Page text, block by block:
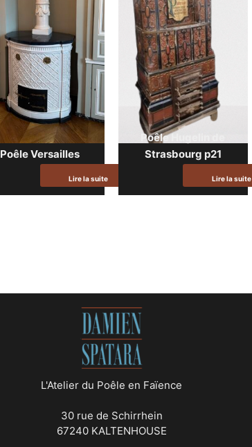
Poêle Versailles
Lire la suite
Poêle Hugelin de
Strasbourg p21
Lire la suite
L'Atelier du Poêle en Faïence
30 rue de Schirrhein
67240 KALTENHOUSE